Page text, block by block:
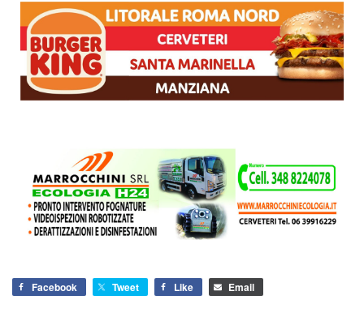
Facebook Tweet Like Email